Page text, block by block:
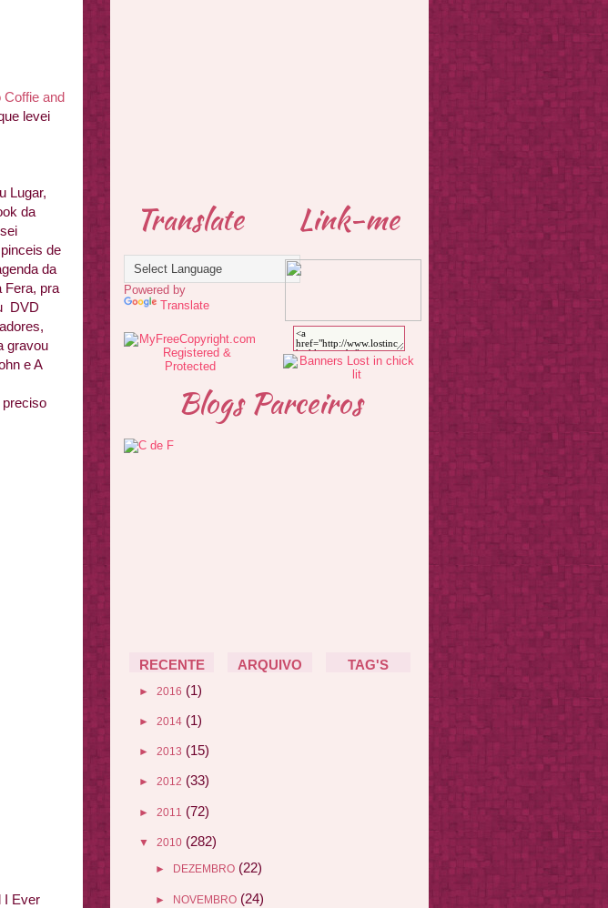
Coffie and
levei
Lugar,
da
de
da
Fera, pra
DVD
gravou
e A
preciso
I Ever
Translate
Powered by
Translate
Link-me
Blogs Parceiros
RECENTE ARQUIVO TAG'S
► 2016 (1)
► 2014 (1)
► 2013 (15)
► 2012 (33)
► 2011 (72)
▼ 2010 (282)
► DEZEMBRO (22)
► NOVEMBRO (24)